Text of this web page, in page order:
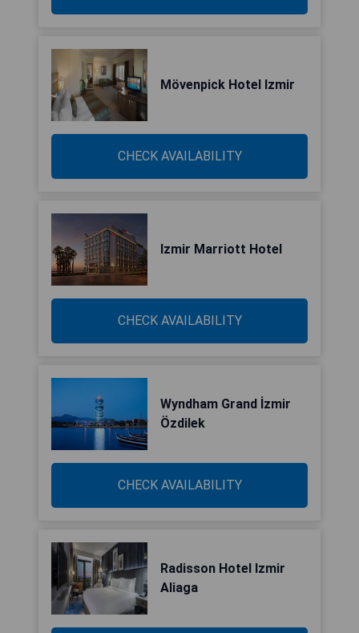
Mövenpick Hotel Izmir
CHECK AVAILABILITY
Izmir Marriott Hotel
CHECK AVAILABILITY
Wyndham Grand İzmir
Özdilek
CHECK AVAILABILITY
Radisson Hotel Izmir
Aliaga